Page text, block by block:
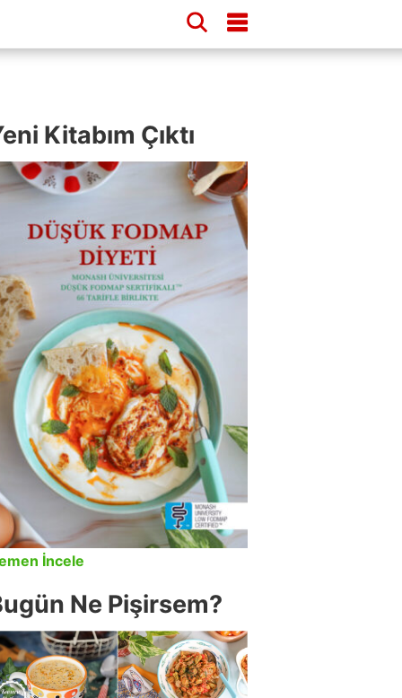
Kitabım Çıktı
İncele
Ne Pişirsem?